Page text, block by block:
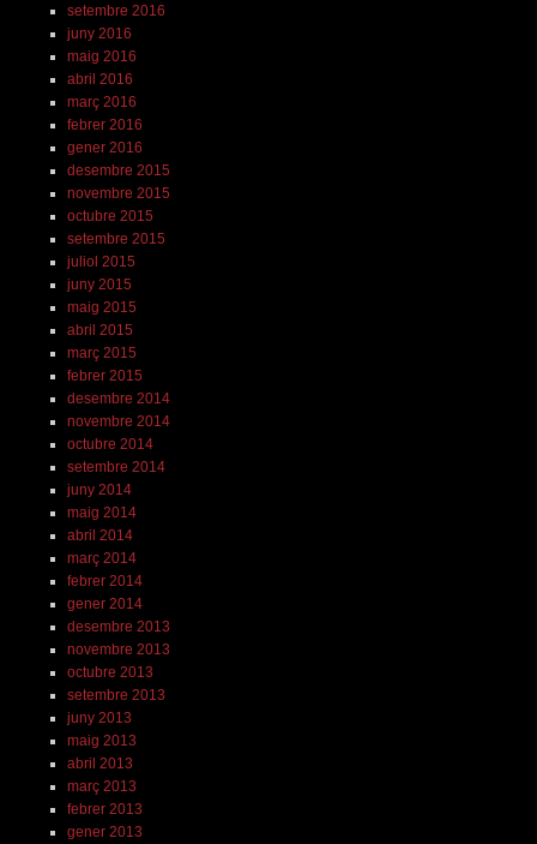
setembre 2016
juny 2016
maig 2016
abril 2016
març 2016
febrer 2016
gener 2016
desembre 2015
novembre 2015
octubre 2015
setembre 2015
juliol 2015
juny 2015
maig 2015
abril 2015
març 2015
febrer 2015
desembre 2014
novembre 2014
octubre 2014
setembre 2014
juny 2014
maig 2014
abril 2014
març 2014
febrer 2014
gener 2014
desembre 2013
novembre 2013
octubre 2013
setembre 2013
juny 2013
maig 2013
abril 2013
març 2013
febrer 2013
gener 2013